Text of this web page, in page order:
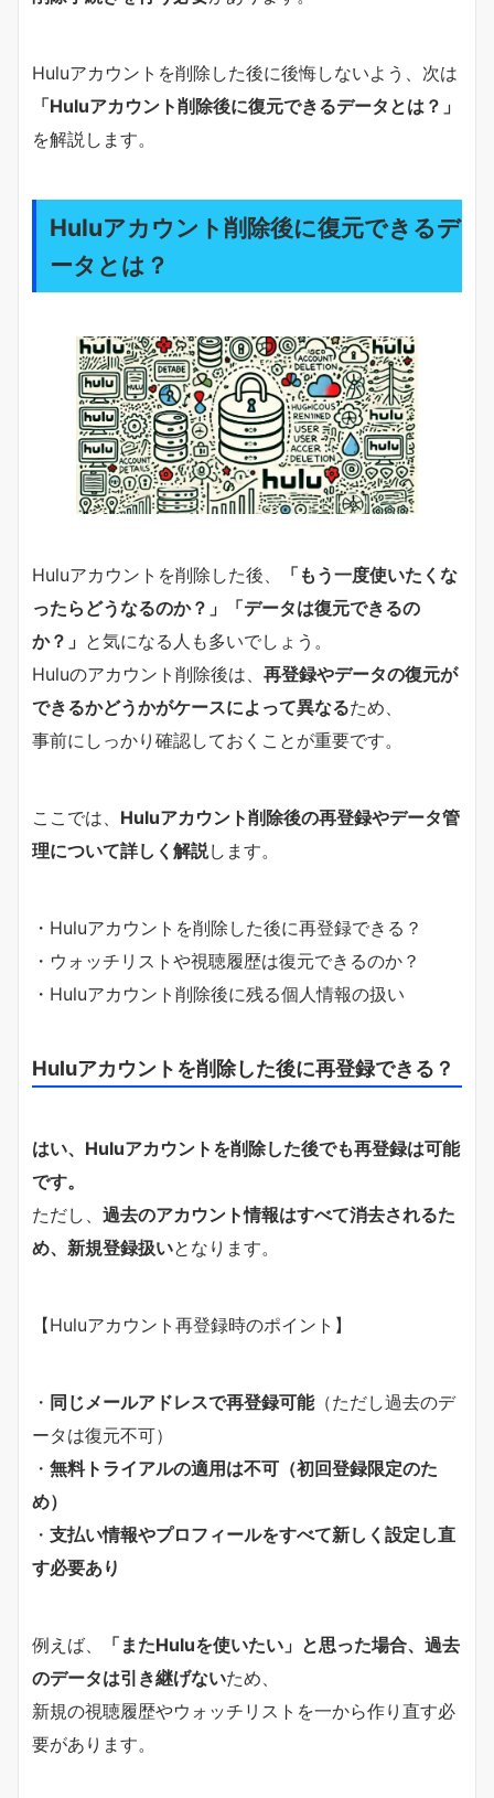
Huluアカウントを削除した後に後悔しないよう、次は
「Huluアカウント削除後に復元できるデータとは？」
を解説します。
Huluアカウント削除後に復元できるデ
ータとは？
Huluアカウントを削除した後、
「もう一度使いたくな
ったらどうなるのか？」「データは復元できるの
か？」 と気になる人も多いでしょう。
Huluのアカウント削除後は、 再登録やデータの復元が
できるかどうかがケースによって異なるため、
事前にしっかり確認しておくことが重要です。
ここでは、 Huluアカウント削除後の再登録やデータ管
理について詳しく解説します。
・Huluアカウントを削除した後に再登録できる？
・ウォッチリストや視聴履歴は復元できるのか？
・Huluアカウント削除後に残る個人情報の扱い
Huluアカウントを削除した後に再登録できる？
はい、Huluアカウントを削除した後でも再登録は可能
です。
ただし、 過去のアカウント情報はすべて消去されるた
め、新規登録扱いとなります。
【Huluアカウント再登録時のポイント】
・ 同じメールアドレスで再登録可能（ただし過去のデ
ータは復元不可）
・ 無料トライアルの適用は不可（初回登録限定のた
め）
・ 支払い情報やプロフィールをすべて新しく設定し直
す必要あり
例えば、
「またHuluを使いたい」と思った場合、過去
のデータは引き継げないため、
新規の視聴履歴やウォッチリストを一から作り直す必
要があります。